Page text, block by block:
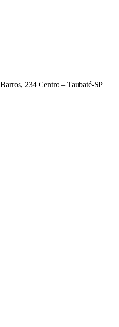
234 Centro – Taubaté-SP